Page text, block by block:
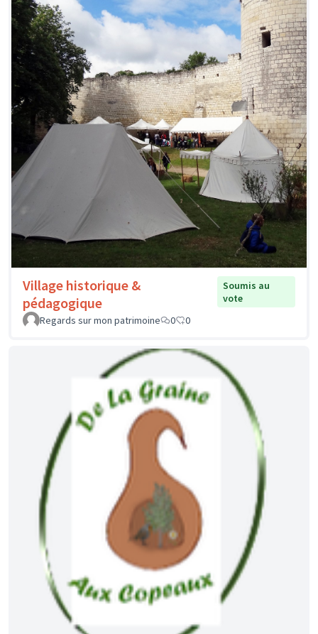
Village historique &
pédagogique
Soumis au
vote
Regards sur mon patrimoine
0 0